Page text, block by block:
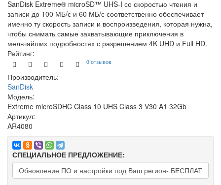
SanDisk Extreme® microSD™ UHS-I со скоростью чтения и
записи до 100 МБ/с и 60 МБ/с соответственно обеспечивает
именно ту скорость записи и воспроизведения, которая нужна,
чтобы снимать самые захватывающие приключения в
мельчайших подробностях с разрешением 4K UHD и Full HD.
Рейтинг:
0 отзывов
Производитель:
SanDisk
Модель:
Extreme microSDHC Class 10 UHS Class 3 V30 A1 32Gb
Артикул:
AR4080
СПЕЦИАЛЬНОЕ ПРЕДЛОЖЕНИЕ: